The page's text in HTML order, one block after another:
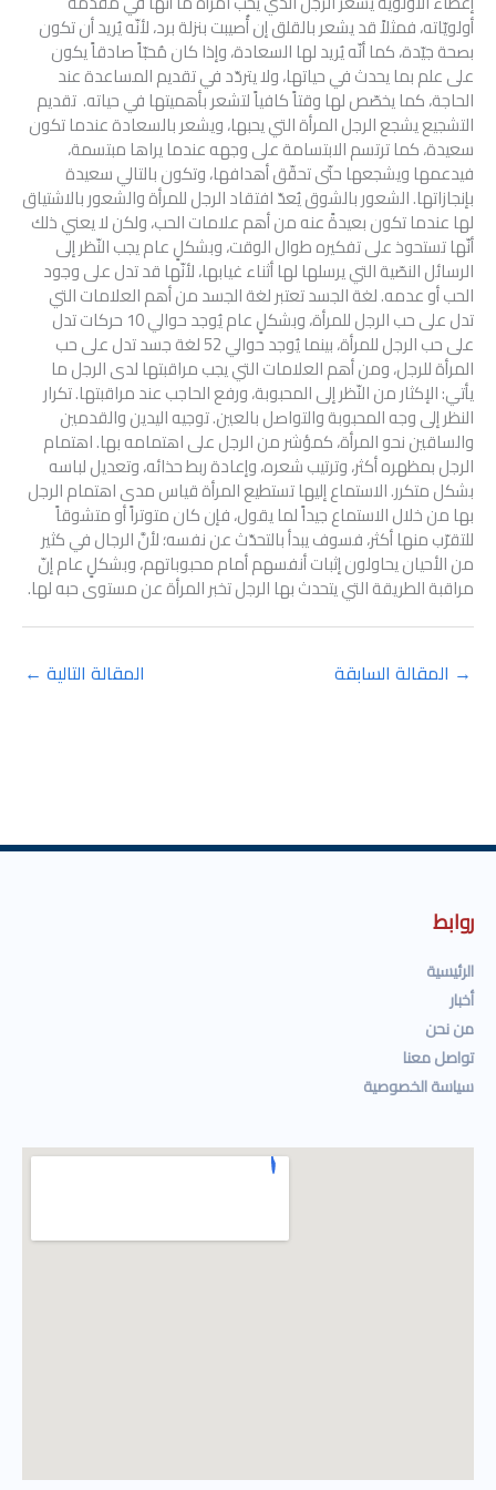
أولويّاته، فمثلاً قد يشعر بالقلق إن أُصيبت بنزلة برد، لأنّه يُريد أن تكون
بصحة جيّدة، كما أنّه يُريد لها السعادة، وإذا كان مُحبّاً صادقاً يكون
على علم بما يحدث في حياتها، ولا يتردّد في تقديم المساعدة عند
الحاجة، كما يخصّص لها وقتاً كافياً لتشعر بأهميتها في حياته. تقديم
التشجيع يشجع الرجل المرأة التي يحبها، ويشعر بالسعادة عندما تكون
سعيدة، كما ترتسم الابتسامة على وجهه عندما يراها مبتسمة،
فيدعمها ويشجعها حتّى تحقّق أهدافها، وتكون بالتالي سعيدة
بإنجازاتها. الشعور بالشوق يُعدّ افتقاد الرجل للمرأة والشعور بالاشتياق
لها عندما تكون بعيدةً عنه من أهم علامات الحب، ولكن لا يعني ذلك
أنّها تستحوذ على تفكيره طوال الوقت، وبشكلٍ عام يجب النّظر إلى
الرسائل النصّية التي يرسلها لها أثناء غيابها، لأنّها قد تدل على وجود
الحب أو عدمه. لغة الجسد تعتبر لغة الجسد من أهم العلامات التي
تدل على حب الرجل للمرأة، وبشكلٍ عام يُوجد حوالي 10 حركات تدل
على حب الرجل للمرأة، بينما يُوجد حوالي 52 لغة جسد تدل على حب
المرأة للرجل، ومن أهم العلامات التي يجب مراقبتها لدى الرجل ما
يأتي: الإكثار من النّظر إلى المحبوبة، ورفع الحاجب عند مراقبتها. تكرار
النظر إلى وجه المحبوبة والتواصل بالعين. توجيه اليدين والقدمين
والساقين نحو المرأة، كمؤشر من الرجل على اهتمامه بها. اهتمام
الرجل بمظهره أكثر، وترتيب شعره، وإعادة ربط حذائه، وتعديل لباسه
بشكل متكرر. الاستماع إليها تستطيع المرأة قياس مدى اهتمام الرجل
بها من خلال الاستماع جيداً لما يقول، فإن كان متوتراً أو متشوقاً
للتقرّب منها أكثر، فسوف يبدأ بالتحدّث عن نفسه؛ لأنَّ الرجال في كثير
من الأحيان يحاولون إثبات أنفسهم أمام محبوباتهم، وبشكلٍ عام إنّ
مراقبة الطريقة التي يتحدث بها الرجل تخبر المرأة عن مستوى حبه لها.
→ المقالة السابقة المقالة التالية ←
روابط
الرئيسية
أخبار
من نحن
تواصل معنا
سياسة الخصوصية